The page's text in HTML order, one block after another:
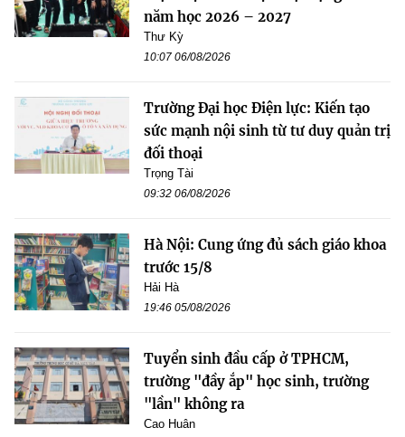
năm học 2026 – 2027
Thư Kỳ
10:07 06/08/2026
Trường Đại học Điện lực: Kiến tạo
sức mạnh nội sinh từ tư duy quản trị
đối thoại
Trọng Tài
09:32 06/08/2026
Hà Nội: Cung ứng đủ sách giáo khoa
trước 15/8
Hải Hà
19:46 05/08/2026
Tuyển sinh đầu cấp ở TPHCM,
trường "đầy ắp" học sinh, trường
"lần" không ra
Cao Huân